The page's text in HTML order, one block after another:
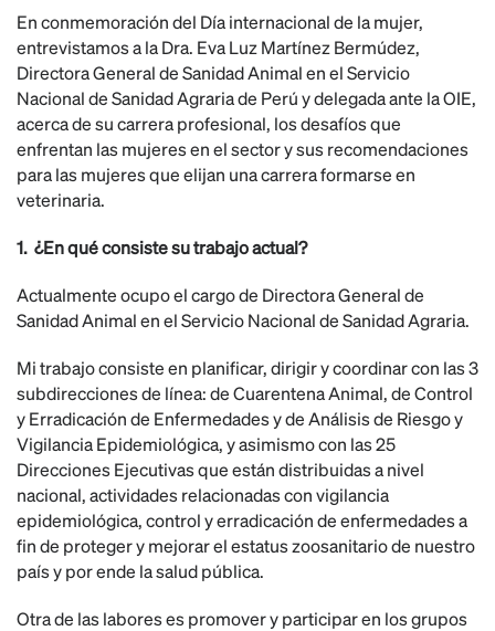
En conmemoración del Día internacional de la mujer,
entrevistamos a la Dra. Eva Luz Martínez Bermúdez,
Directora General de Sanidad Animal en el Servicio
Nacional de Sanidad Agraria de Perú y delegada ante la OIE,
acerca de su carrera profesional, los desafíos que
enfrentan las mujeres en el sector y sus recomendaciones
para las mujeres que elijan una carrera formarse en
veterinaria.
1. ¿En qué consiste su trabajo actual?
Actualmente ocupo el cargo de Directora General de
Sanidad Animal en el Servicio Nacional de Sanidad Agraria.
Mi trabajo consiste en planificar, dirigir y coordinar con las 3
subdirecciones de línea: de Cuarentena Animal, de Control
y Erradicación de Enfermedades y de Análisis de Riesgo y
Vigilancia Epidemiológica, y asimismo con las 25
Direcciones Ejecutivas que están distribuidas a nivel
nacional, actividades relacionadas con vigilancia
epidemiológica, control y erradicación de enfermedades a
fin de proteger y mejorar el estatus zoosanitario de nuestro
país y por ende la salud pública.
Otra de las labores es promover y participar en los grupos